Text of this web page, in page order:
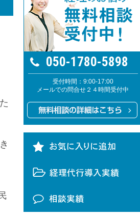
050-1780-5898
受付時間：9:00-17:00
メールでの問合せ２４時間受付中